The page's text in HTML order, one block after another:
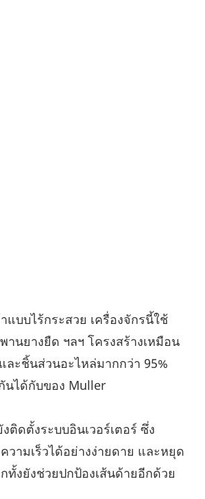
แบบไร้กระสวย เครื่องจักรนี้ใช้
านยางยืด ฯลฯ โครงสร้างเหมือน
ละชิ้นส่วนอะไหล่มากกว่า 95%
นได้กับของ Muller
วามเร็วได้อย่างง่ายดาย และหยุด
ทั้งยังช่วยปกป้องเส้นด้ายอีกด้วย